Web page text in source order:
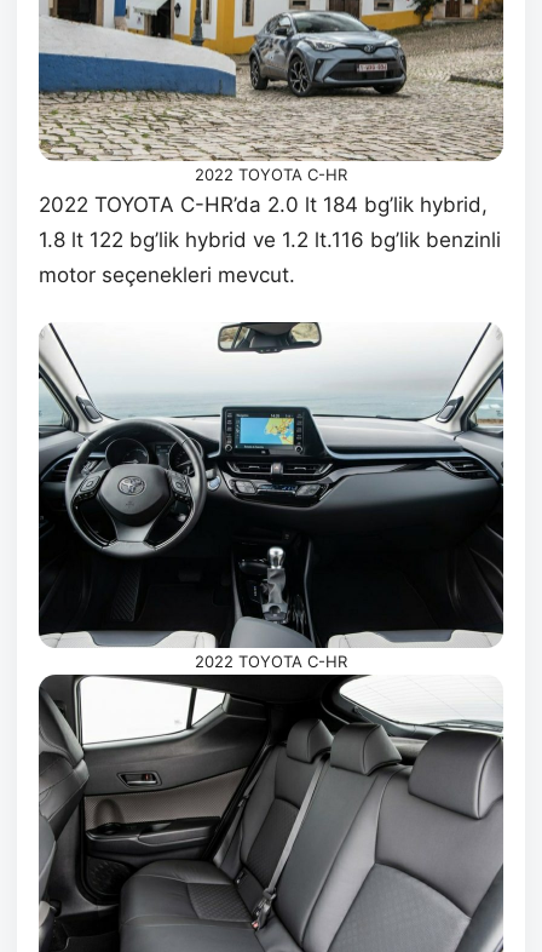
2022 TOYOTA C-HR
2022 TOYOTA C-HR’da 2.0 lt 184 bg’lik hybrid,
1.8 lt 122 bg’lik hybrid ve 1.2 lt.116 bg’lik benzinli
motor seçenekleri mevcut.
2022 TOYOTA C-HR